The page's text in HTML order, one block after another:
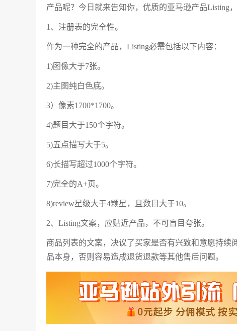
产品呢？今日就来告知你，优质的亚马逊产品Listing
1、注册表的完全性。
作为一种完全的产品，Listing必需包括以下内容：
1)图像大于7张。
2)主图纯白色底。
3）像素1700*1700。
4)题目大于150个字符。
5)五点描写大于5。
6)长描写超过1000个字符。
7)完全的A+页。
8)review星级大于4颗星，且数目大于10。
2、Listing文案，应贴近产品，不可盲目夸张。
商品列表的文案，决议了买家是否有兴致和意愿持
品本身，否则容易造成退货退款等其他售后问题。